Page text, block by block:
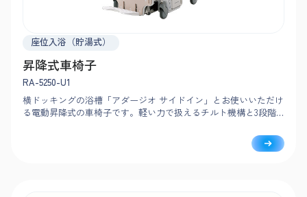
座位入浴（貯湯式）
昇降式車椅子
RA-5250-U1
横ドッキングの浴槽「アダージオ サイドイン」とお使いいただけ
る電動昇降式の車椅子です。軽い力で扱えるチルト機構と3段階